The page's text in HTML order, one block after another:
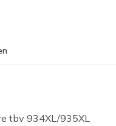
tbv 934XL/935XL